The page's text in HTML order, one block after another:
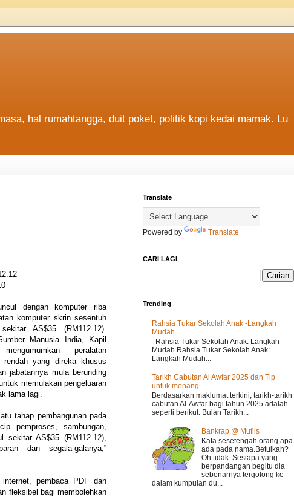
hal rumahtangga, duit poket, politik kopi kedai mamak. Lu
dengan komputer riba
komputer skrin sesentuh
AS$35 (RM112.12).
Manusia India, Kapil
peralatan
yang direka khusus
jabatannya mula berunding
memulakan pengeluaran
lama lagi.
tahap pembangunan pada
pemproses, sambungan,
sekitar AS$35 (RM112.12),
dan segala-galanya,”
pembaca PDF dan
fleksibel bagi membolehkan
Translate
Powered by Translate
CARI LAGI
Trending
Rahsia Tukar Sekolah Anak -Langkah
Mudah
Rahsia Tukar Sekolah Anak: Langkah
Mudah Rahsia Tukar Sekolah Anak:
Langkah Mudah...
Tarikh Cabutan Al Awfar 2025 dan Tip
untuk menang
Berdasarkan maklumat terkini, tarikh-tarikh
cabutan Al-Awfar bagi tahun 2025 adalah
seperti berikut: Bulan Tarikh...
Bankrap @ Muflis
Kata sesetengah orang apa
ada pada nama.Betulkah?
Oh tidak..Sesiapa yang
berpandangan begitu dia
sebenarnya tergolong ke
dalam kumpulan du...